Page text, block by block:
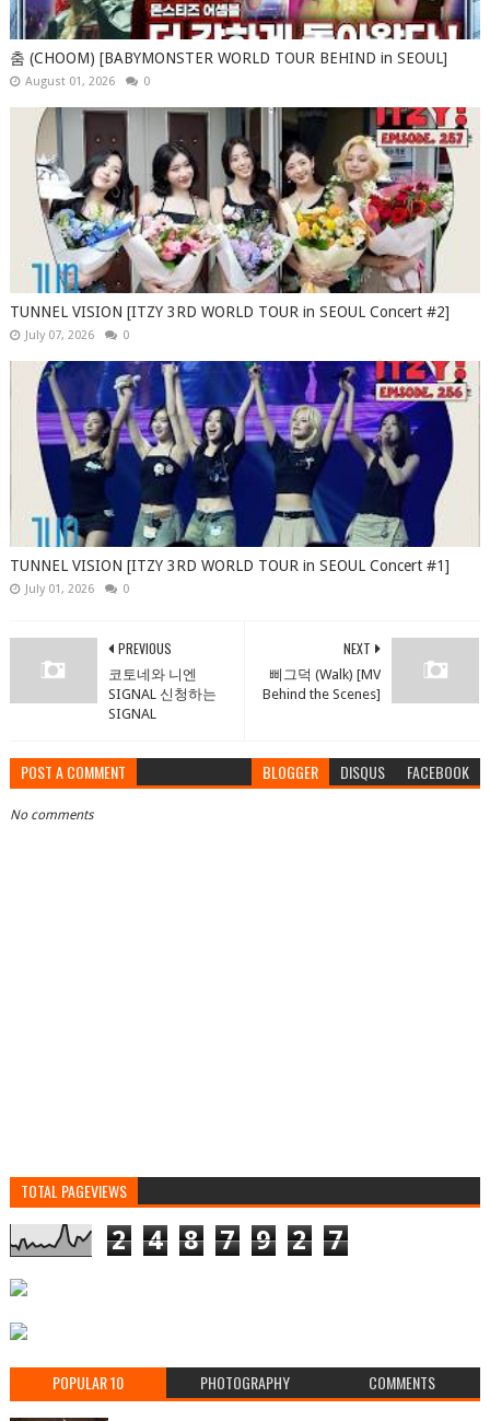
춤 (CHOOM) [BABYMONSTER WORLD TOUR BEHIND in SEOUL]
August 01, 2026 0
TUNNEL VISION [ITZY 3RD WORLD TOUR in SEOUL Concert #2]
July 07, 2026 0
TUNNEL VISION [ITZY 3RD WORLD TOUR in SEOUL Concert #1]
July 01, 2026 0
NEXT
삐그덕 (Walk) [MV
Behind the Scenes]
PREVIOUS
코토네와 니엔
SIGNAL 신청하는
SIGNAL
POST A COMMENT BLOGGER DISQUS FACEBOOK
No comments
TOTAL PAGEVIEWS
2 4 8 7 9 2 7
POPULAR 10 PHOTOGRAPHY COMMENTS